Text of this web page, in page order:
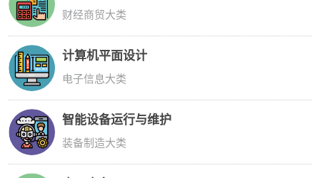
财经商贸大类
计算机平面设计
电子信息大类
智能设备运行与维护
装备制造大类